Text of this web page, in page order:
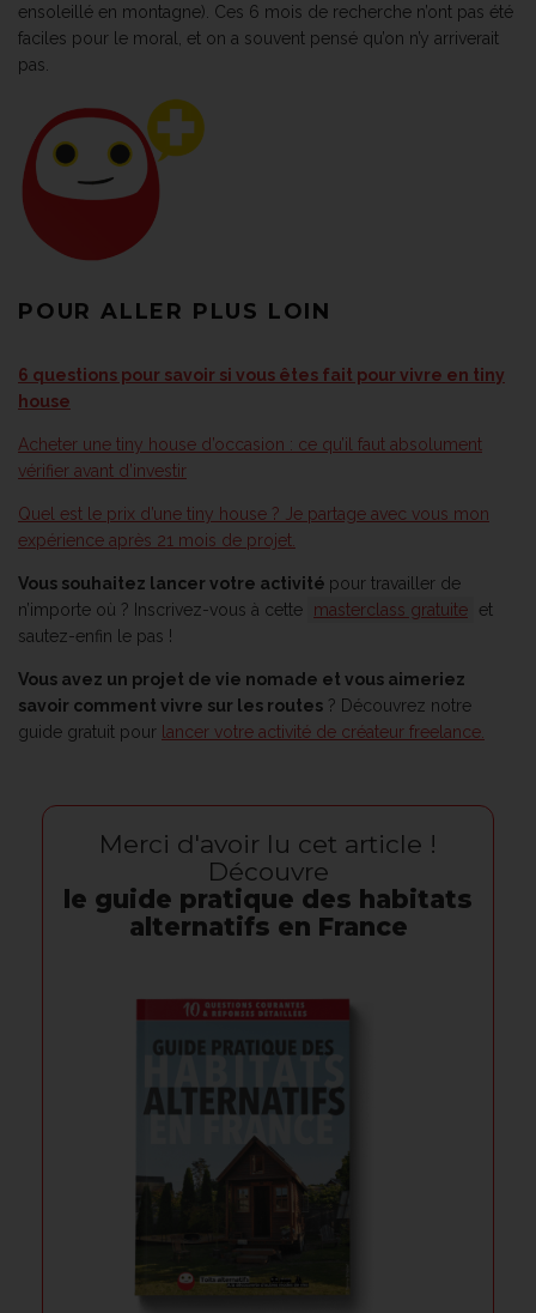
ensoleillé en montagne). Ces 6 mois de recherche n’ont pas été
faciles pour le moral, et on a souvent pensé qu’on n’y arriverait
pas.
POUR ALLER PLUS LOIN
6 questions pour savoir si vous êtes fait pour vivre en tiny
house
Acheter une tiny house d’occasion : ce qu’il faut absolument
vérifier avant d’investir
Quel est le prix d’une tiny house ? Je partage avec vous mon
expérience après 21 mois de projet.
Vous souhaitez lancer votre activité pour travailler de
n’importe où ? Inscrivez-vous à cette
masterclass gratuite
et
sautez-enfin le pas !
Vous avez un projet de vie nomade et vous aimeriez
savoir comment vivre sur les routes ? Découvrez notre
guide gratuit pour lancer votre activité de créateur freelance.
Merci d'avoir lu cet article !
Découvre
le guide pratique des habitats
alternatifs en France